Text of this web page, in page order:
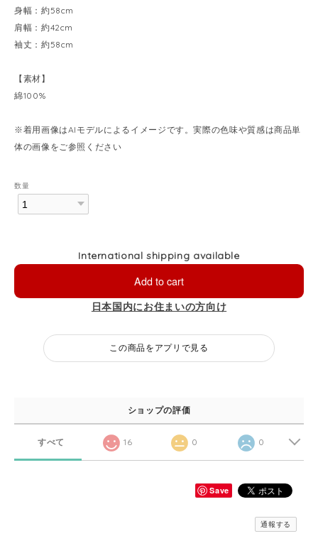
身幅：約58cm
肩幅：約42cm
袖丈：約58cm
【素材】
綿100%
※着用画像はAIモデルによるイメージです。実際の色味や質感は商品単
体の画像をご参照ください
数量
International shipping available
Add to cart
日本国内にお住まいの方向け
この商品をアプリで見る
ショップの評価
すべて 16 0 0
Save
通報する